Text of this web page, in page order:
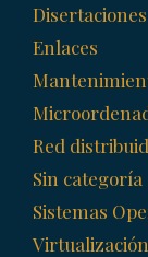
Disertaciones
Enlaces
Red
Sin categoría
Sistemas
Virtualización